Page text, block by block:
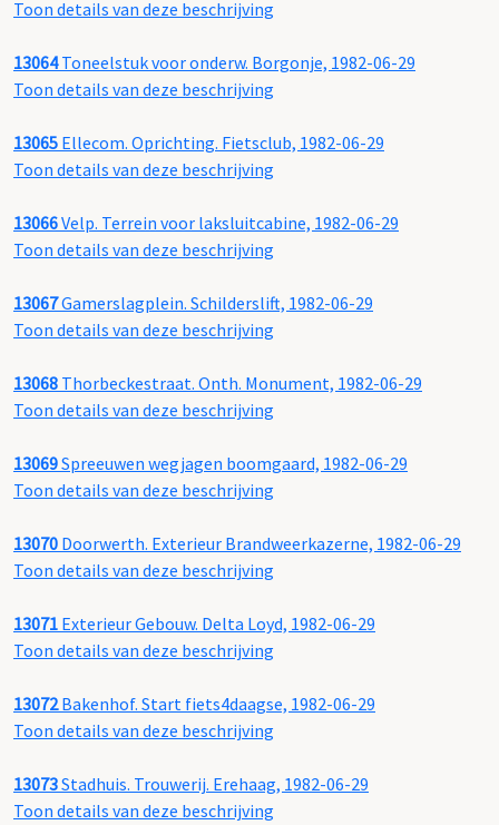
Toon details van deze beschrijving
13064Toneelstuk voor onderw. Borgonje, 1982-06-29
Toon details van deze beschrijving
13065 Ellecom. Oprichting. Fietsclub, 1982-06-29
Toon details van deze beschrijving
13066Velp. Terrein voor laksluitcabine, 1982-06-29
Toon details van deze beschrijving
13067Gamerslagplein. Schilderslift, 1982-06-29
Toon details van deze beschrijving
13068 Thorbeckestraat. Onth. Monument, 1982-06-29
Toon details van deze beschrijving
13069Spreeuwen wegjagen boomgaard, 1982-06-29
Toon details van deze beschrijving
13070 Doorwerth. Exterieur Brandweerkazerne, 1982-06-29
Toon details van deze beschrijving
13071 Exterieur Gebouw. Delta Loyd, 1982-06-29
Toon details van deze beschrijving
13072Bakenhof. Start fiets4daagse, 1982-06-29
Toon details van deze beschrijving
13073Stadhuis. Trouwerij. Erehaag, 1982-06-29
Toon details van deze beschrijving